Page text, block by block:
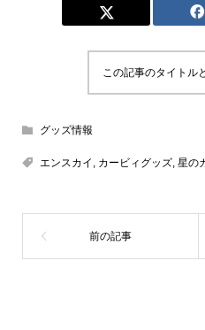
この記事のタイトル
グッズ情報
エンスカイ , カービィグッズ, 星の